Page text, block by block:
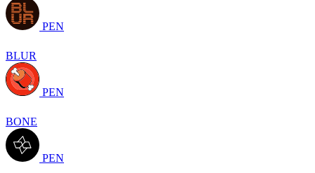
PEN
BLUR
PEN
BONE
PEN